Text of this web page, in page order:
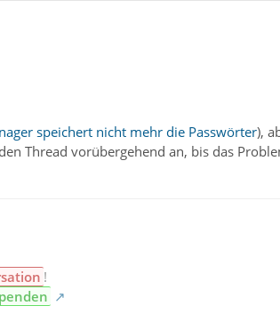
speichert nicht mehr die Passwörter),
Thread vorübergehend an, bis das
!